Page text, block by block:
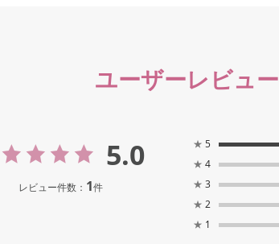
ユーザーレビュー
5.0
レビュー件数： 1件
★ 5
★ 4
★ 3
★ 2
★ 1